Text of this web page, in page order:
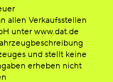
allen Verkaufsstellen
unter www.dat.de
und stellt keine
erheben nicht